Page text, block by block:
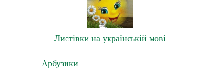
Листівки на українській мові
Арбузики